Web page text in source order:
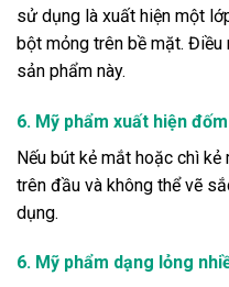
sử dụng là xuất hiện một
bột mỏng trên bề mặt.
sản phẩm này.
6. Mỹ phẩm xuất hiện
Nếu bút kẻ mắt hoặc chì
trên đầu và không thể vẽ
dụng.
6. Mỹ phẩm dạng lỏng